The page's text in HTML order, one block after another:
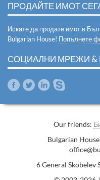
ПРОДАЙТЕ ИМОТ
Искате да продате имот в
Bulgarian House! Попълнете
СОЦИАЛНИ МРЕЖИ &
Our friends:
Bulgarian House
6 General Skobelev